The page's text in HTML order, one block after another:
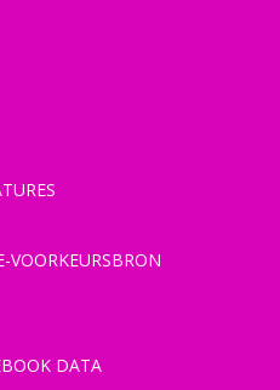
VOORKEURSBRON
DATA